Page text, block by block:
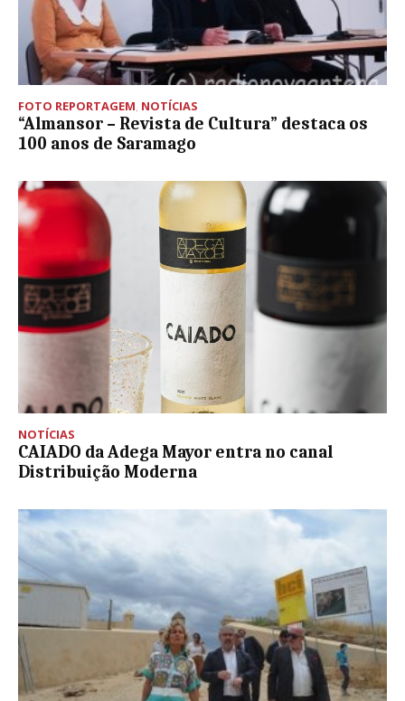
FOTO REPORTAGEM, NOTÍCIAS
“Almansor – Revista de Cultura” destaca os
100 anos de Saramago
NOTÍCIAS
CAIADO da Adega Mayor entra no canal
Distribuição Moderna